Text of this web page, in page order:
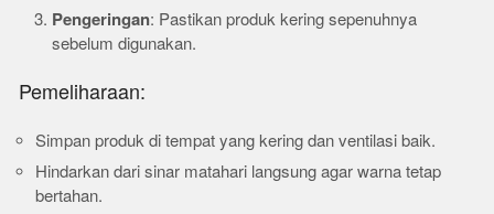
Pengeringan: Pastikan produk kering sepenuhnya
sebelum digunakan.
Pemeliharaan:
Simpan produk di tempat yang kering dan ventilasi baik.
Hindarkan dari sinar matahari langsung agar warna tetap
bertahan.